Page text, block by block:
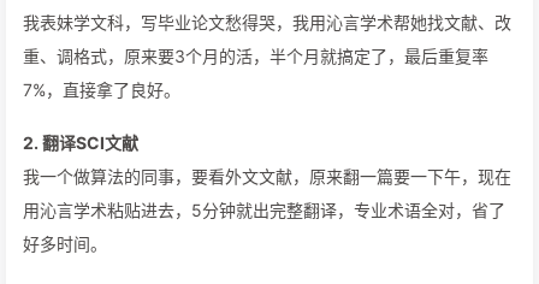
我表妹学文科，写毕业论文愁得哭，我用沁言学术帮她找文献、改
重、调格式，原来要3个月的活，半个月就搞定了，最后重复率
7%，直接拿了良好。
2. 翻译SCI文献
我一个做算法的同事，要看外文文献，原来翻一篇要一下午，现在
用沁言学术粘贴进去，5分钟就出完整翻译，专业术语全对，省了
好多时间。